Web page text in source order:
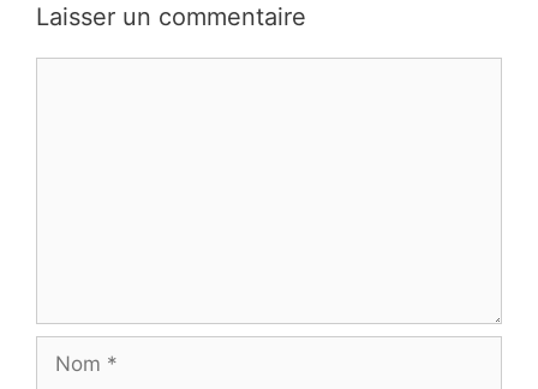
Laisser un commentaire